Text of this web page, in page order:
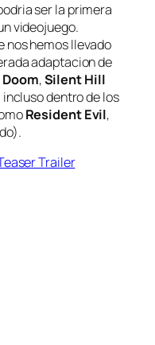
ser la primera
videojuego.
nos hemos llevado
adaptacion de
Doom,Silent Hill
dentro de los
Resident Evil,
Trailer